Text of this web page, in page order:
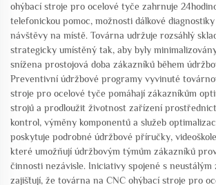
ohýbací stroje pro ocelové tyče zahrnuje
telefonickou pomoc, možnosti dálkové
návštěvy na místě. Továrna udržuje rozsáhlý
strategicky umístěný tak, aby byly
snížena prostojová doba zákazníků během
Preventivní údržbové programy vyvinuté
stroje pro ocelové tyče pomáhají zákazníkům
strojů a prodloužit životnost zařízení
kontrol, výměny komponentů a služeb
poskytuje podrobné údržbové příručky,
které umožňují údržbovým týmům zákazníků
činnosti nezávisle. Iniciativy spojené s neustálým
zajišťují, že továrna na CNC ohýbací stroje pro